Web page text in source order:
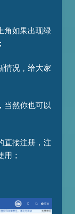
角如果出现绿
情况，给大家
当然你也可以
直接注册，注
；